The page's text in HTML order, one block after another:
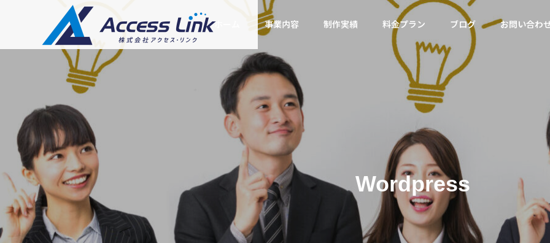
ホーム 事業内容 制作実績 料金プラン ブログ お問い合わ
集客型ホームペー
ジ制作
SEOに強い「売れるホ
SEOコンサルティ
ング
MEO対策
サジェ
（サジ
告）
薦されない
対策
クロールバジェットとは？Go
ogle公式更新と中小企業の対
セキュリティ
Googleを名乗る不審な電話・
SMSの見分け方
Googleトレンドが
に対応｜キーワード
会社情報
Company
ごあいさつ
Greeting
会社概要
Company Profile
提携企業
Partner companies
Wordpress